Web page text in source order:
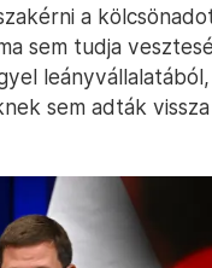
a
sem tudja
sem adták